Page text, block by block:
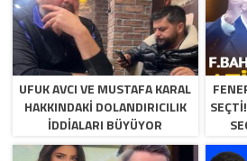
UFUK AVCI VE MUSTAFA KARAL
HAKKINDAKI DOLANDIRICILIK
İDDIALARI BÜYÜYOR